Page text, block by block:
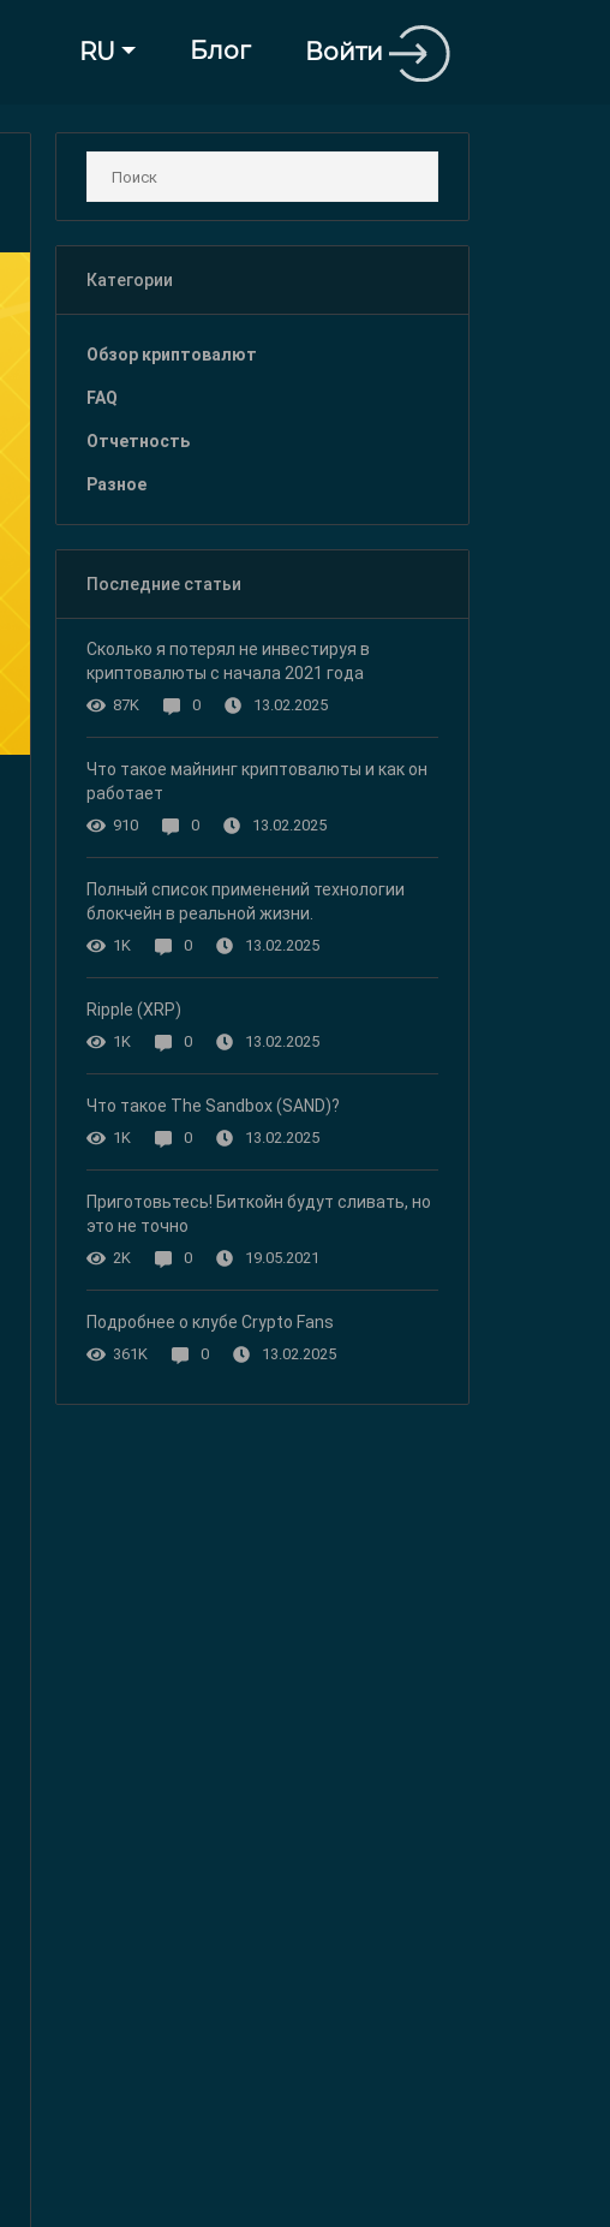
RU Блог Войти
Категории
Обзор криптовалют
FAQ
Отчетность
Разное
Последние статьи
Сколько я потерял не инвестируя в
криптовалюты с начала 2021 года
87K 0 13.02.2025
Что такое майнинг криптовалюты и как он
работает
910 0 13.02.2025
Полный список применений технологии
блокчейн в реальной жизни.
1K 0 13.02.2025
Ripple (XRP)
1K 0 13.02.2025
Что такое The Sandbox (SAND)?
1K 0 13.02.2025
Приготовьтесь! Биткойн будут сливать, но
это не точно
2K 0 19.05.2021
Подробнее о клубе Crypto Fans
361K 0 13.02.2025